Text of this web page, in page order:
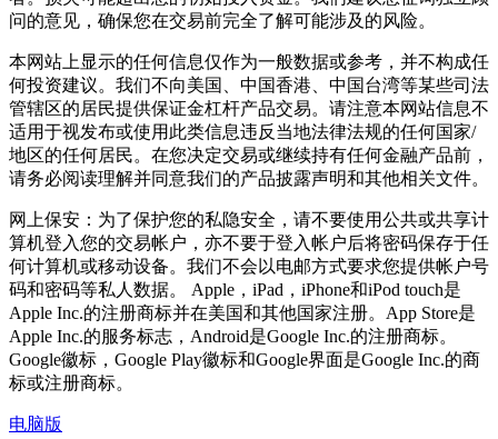
问的意见，确保您在交易前完全了解可能涉及的风险。
本网站上显示的任何信息仅作为一般数据或参考，并不构成任
何投资建议。我们不向美国、中国香港、中国台湾等某些司法
管辖区的居民提供保证金杠杆产品交易。请注意本网站信息不
适用于视发布或使用此类信息违反当地法律法规的任何国家/
地区的任何居民。在您决定交易或继续持有任何金融产品前，
请务必阅读理解并同意我们的产品披露声明和其他相关文件。
网上保安：为了保护您的私隐安全，请不要使用公共或共享计
算机登入您的交易帐户，亦不要于登入帐户后将密码保存于任
何计算机或移动设备。我们不会以电邮方式要求您提供帐户号
码和密码等私人数据。 Apple，iPad，iPhone和iPod touch是
Apple Inc.的注册商标并在美国和其他国家注册。App Store是
Apple Inc.的服务标志，Android是Google Inc.的注册商标。
Google徽标，Google Play徽标和Google界面是Google Inc.的商
标或注册商标。
电脑版